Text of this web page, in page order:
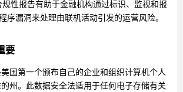
性报告有助于金融机构通过标识、监视和报
序漏洞来处理由联机活动引发的运营风险。
要
国第一个颁布自己的企业和组织计算机个人
州。此数据安全法适用于任何电子存储有关